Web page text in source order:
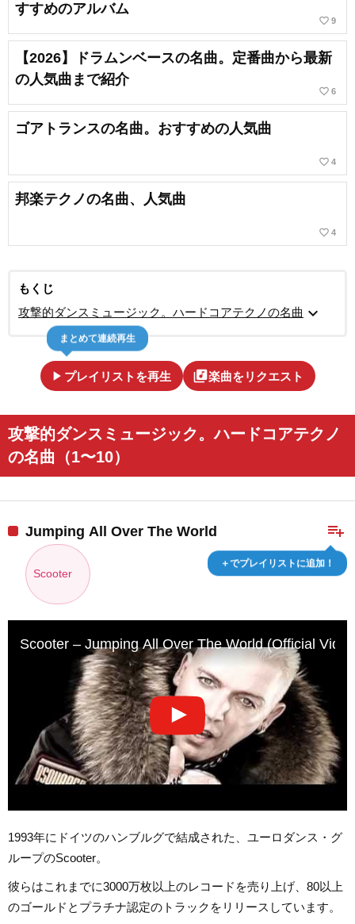
すすめのアルバム
favorite_border 9
【2026】ドラムンベースの名曲。定番曲から最新
の人気曲まで紹介
favorite_border 6
ゴアトランスの名曲。おすすめの人気曲
favorite_border 4
邦楽テクノの名曲、人気曲
favorite_border 4
もくじ
攻撃的ダンスミュージック。ハードコアテクノの名曲 expand_more
play_arrow プレイリストを再生
まとめて連続再生
library_music楽曲をリクエスト
攻撃的ダンスミュージック。ハードコアテクノ
の名曲（1〜10）
playlist_add
＋でプレイリストに追加！
Jumping All Over The World
Scooter
Scooter – Jumping All Over The World (Official
1993年にドイツのハンブルグで結成された、ユーロダンス・グ
ループのScooter。
彼らはこれまでに3000万枚以上のレコードを売り上げ、80以上
のゴールドとプラチナ認定のトラックをリリースしています。